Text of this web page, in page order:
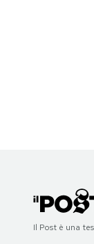
Il Post è una